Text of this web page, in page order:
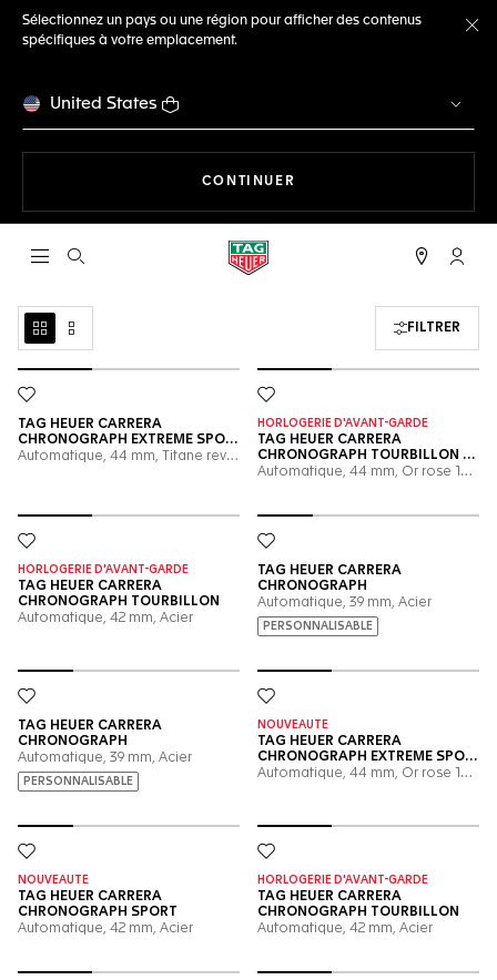
Sélectionnez un pays ou une région pour afficher des contenus
spécifiques à votre emplacement.
United States
CONTINUER
Ouvrir la barre de recherche